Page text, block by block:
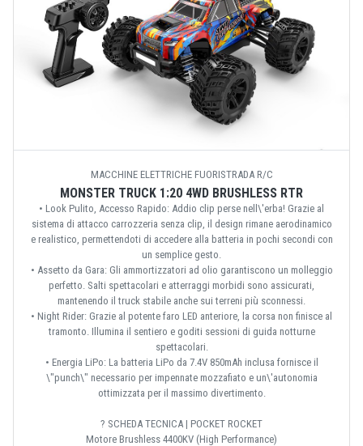
MACCHINE ELETTRICHE FUORISTRADA R/C
MONSTER TRUCK 1:20 4WD BRUSHLESS RTR
• Look Pulito, Accesso Rapido: Addio clip perse nell\'erba! Grazie al
sistema di attacco carrozzeria senza clip, il design rimane aerodinamico
e realistico, permettendoti di accedere alla batteria in pochi secondi con
un semplice gesto.
• Assetto da Gara: Gli ammortizzatori ad olio garantiscono un molleggio
perfetto. Salti spettacolari e atterraggi morbidi sono assicurati,
mantenendo il truck stabile anche sui terreni più sconnessi.
• Night Rider: Grazie al potente faro LED anteriore, la corsa non finisce al
tramonto. Illumina il sentiero e goditi sessioni di guida notturne
spettacolari.
• Energia LiPo: La batteria LiPo da 7.4V 850mAh inclusa fornisce il
\"punch\" necessario per impennate mozzafiato e un\'autonomia
ottimizzata per il massimo divertimento.
? SCHEDA TECNICA | POCKET ROCKET
Motore Brushless 4400KV (High Performance)